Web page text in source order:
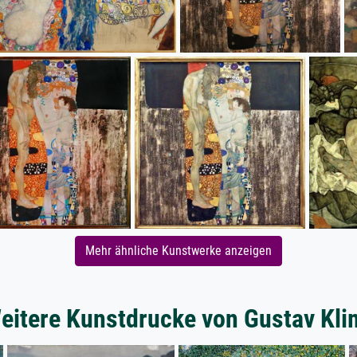
Mehr ähnliche Kunstwerke anzeigen
Kunstdrucke von Gustav